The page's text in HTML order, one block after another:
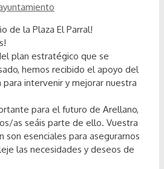
de la Plaza El Parral!
plan estratégico que se
hemos recibido el apoyo del
para intervenir y mejorar nuestra
para el futuro de Arellano,
as seáis parte de ello. Vuestra
son esenciales para asegurarnos
las necesidades y deseos de